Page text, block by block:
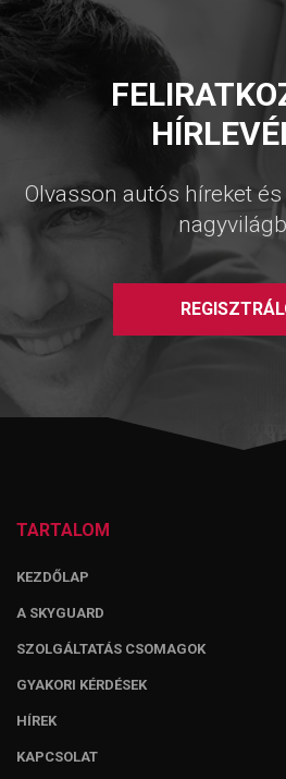
Olvasson autós híreket
TARTALOM
KEZDŐLAP
A SKYGUARD
SZOLGÁLTATÁS CSOMAGOK
GYAKORI KÉRDÉSEK
HÍREK
KAPCSOLAT